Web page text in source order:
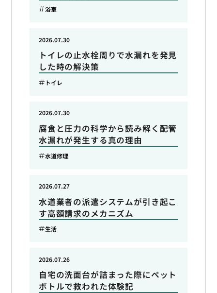
浴室
トイレの止水栓周りで水漏れを発見
した時の解決策
2026.07.30
トイレ
腐食と圧力の科学から読み解く配管
水漏れが発生する真の理由
2026.07.30
水道修理
水道業者の派遣システムが引き起こ
す高額請求のメカニズム
2026.07.27
生活
自宅の洗面台が詰まった際にペット
ボトルで救われた体験記
2026.07.26